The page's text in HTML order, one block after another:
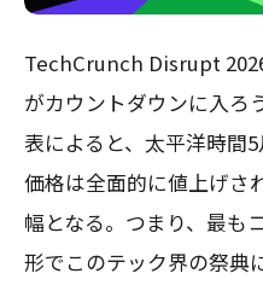
TechCrunch Disrupt
がカウントダウンに入ろ
表によると、太平洋時間
価格は全面的に値上げさ
幅となる。つまり、最も
形でこのテック界の祭典